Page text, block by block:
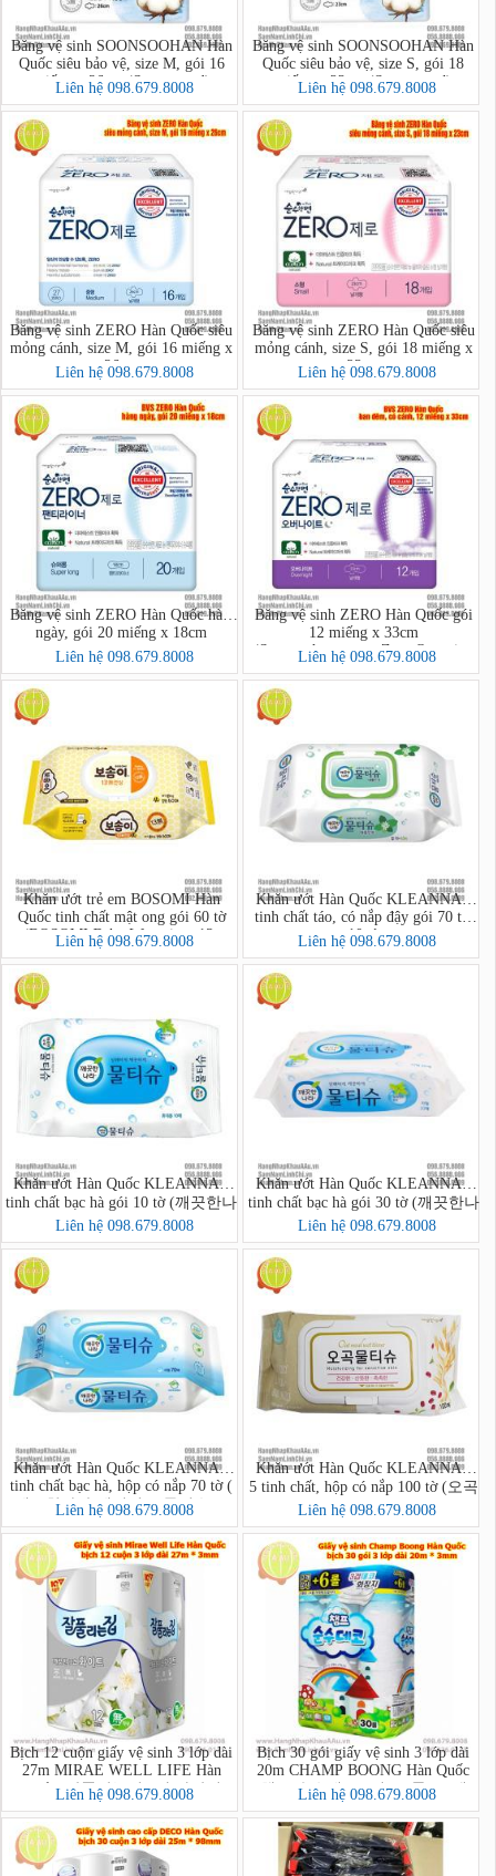
Băng vệ sinh SOONSOOHAN Hàn
Quốc siêu bảo vệ, size M, gói 16
miếng x 26cm (Superguard)
Liên hệ 098.679.8008
Băng vệ sinh SOONSOOHAN Hàn
Quốc siêu bảo vệ, size S, gói 18
miếng x 23cm (Superguard)
Liên hệ 098.679.8008
Băng vệ sinh ZERO Hàn Quốc siêu
mỏng cánh, size M, gói 16 miếng x
26cm
Liên hệ 098.679.8008
Băng vệ sinh ZERO Hàn Quốc siêu
mỏng cánh, size S, gói 18 miếng x
23cm
Liên hệ 098.679.8008
Băng vệ sinh ZERO Hàn Quốc hàng
ngày, gói 20 miếng x 18cm
Liên hệ 098.679.8008
Băng vệ sinh ZERO Hàn Quốc gói
12 miếng x 33cm
(Soonsoohanmyeon Zero Overnight
12 pcs/bag)
Liên hệ 098.679.8008
Khăn ướt trẻ em BOSOMI Hàn
Quốc tinh chất mật ong gói 60 tờ
(BOSOMI Baby Wet wipes 13-
nothing Ansim)
Liên hệ 098.679.8008
Khăn ướt Hàn Quốc KLEANNARA
tinh chất táo, có nắp đậy gói 70 tờ +
10 tờ
Liên hệ 098.679.8008
Khăn ướt Hàn Quốc KLEANNARA
tinh chất bạc hà gói 10 tờ (깨끗한나
라 페퍼민트 물티슈 휴대 리필형
10매)
Liên hệ 098.679.8008
Khăn ướt Hàn Quốc KLEANNARA
tinh chất bạc hà gói 30 tờ (깨끗한나
라물티슈휴대용30매)
Liên hệ 098.679.8008
Khăn ướt Hàn Quốc KLEANNARA
tinh chất bạc hà, hộp có nắp 70 tờ (
깨끗한나라 페퍼민트 물티슈 70
매)
Liên hệ 098.679.8008
Khăn ướt Hàn Quốc KLEANNARA
5 tinh chất, hộp có nắp 100 tờ (오곡
물티슈 캡 100매)
Liên hệ 098.679.8008
Bịch 12 cuộn giấy vệ sinh 3 lớp dài
27m MIRAE WELL LIFE Hàn
Quốc (잘풀리는집 3겹 화장지
27m*12롤)
Liên hệ 098.679.8008
Bịch 30 gói giấy vệ sinh 3 lớp dài
20m CHAMP BOONG Hàn Quốc
(챔프 순수데코 3겹 (30롤) *1팩)
Liên hệ 098.679.8008